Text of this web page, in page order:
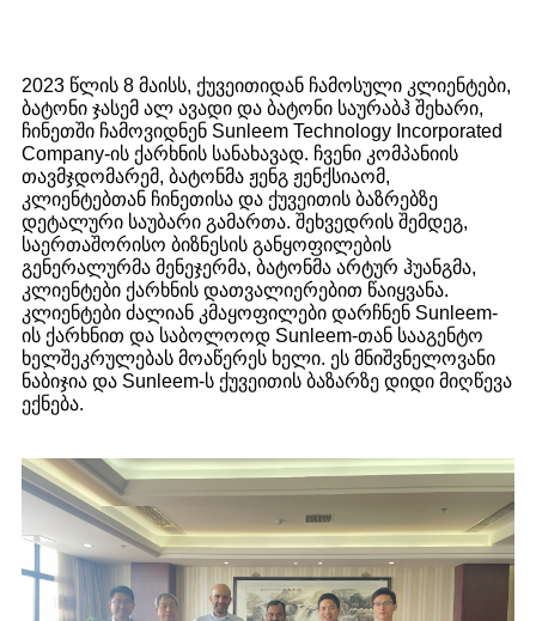
2023 წლის 8 მაისს, ქუვეითიდან ჩამოსული კლიენტები,
ბატონი ჯასემ ალ ავადი და ბატონი საურაბჰ შეხარი,
ჩინეთში ჩამოვიდნენ Sunleem Technology Incorporated
Company-ის ქარხნის სანახავად. ჩვენი კომპანიის
თავმჯდომარემ, ბატონმა ჟენგ ჟენქსიაომ,
კლიენტებთან ჩინეთისა და ქუვეითის ბაზრებზე
დეტალური საუბარი გამართა. შეხვედრის შემდეგ,
საერთაშორისო ბიზნესის განყოფილების
გენერალურმა მენეჯერმა, ბატონმა არტურ ჰუანგმა,
კლიენტები ქარხნის დათვალიერებით წაიყვანა.
კლიენტები ძალიან კმაყოფილები დარჩნენ Sunleem-
ის ქარხნით და საბოლოოდ Sunleem-თან სააგენტო
ხელშეკრულებას მოაწერეს ხელი. ეს მნიშვნელოვანი
ნაბიჯია და Sunleem-ს ქუვეითის ბაზარზე დიდი მიღწევა
ექნება.